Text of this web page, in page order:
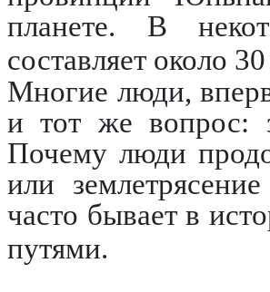
планете. В
составляет около
Многие люди,
и тот же вопрос:
Почему люди
или
часто бывает в
путями.